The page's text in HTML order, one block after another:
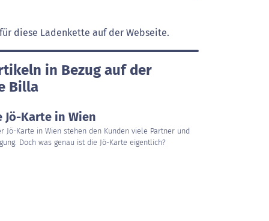
diese Ladenkette auf der Webseite.
in Bezug auf der
Billa
Jö-Karte in Wien
Jö-Karte in Wien stehen den Kunden viele Partner und
Doch was genau ist die Jö-Karte eigentlich?